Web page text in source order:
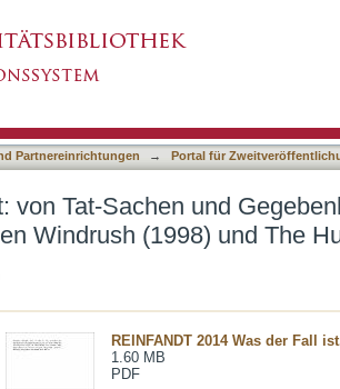
Partnereinrichtungen → Portal für
von Tat-Sachen und
Windrush (1998) und The
REINFANDT 2014 Was der Fall
1.60 MB
PDF